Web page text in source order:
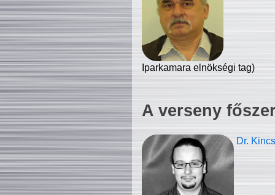
Iparkamara elnökségi tag)
A verseny
Dr.